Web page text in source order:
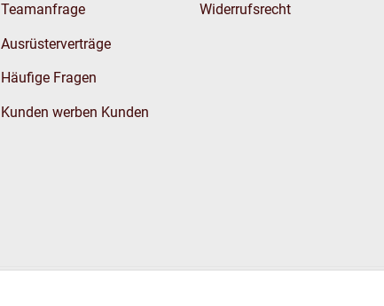
Teamanfrage
Ausrüsterverträge
Häufige Fragen
Kunden werben Kunden
Widerrufsrecht